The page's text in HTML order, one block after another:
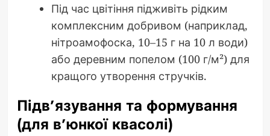
Під час цвітіння підживіть рідким
комплексним добривом (наприклад,
нітроамофоска, 10–15 г на 10 л води)
або деревним попелом (100 г/м²) для
кращого утворення стручків.
Підв’язування та формування
(для в’юнкої квасолі)